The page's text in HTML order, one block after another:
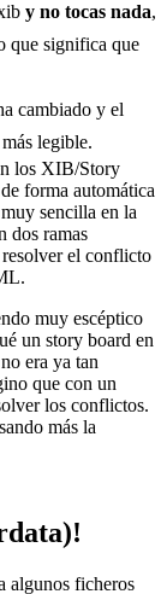
y no tocas nada,
que significa que
cambiado y el
legible.
los XIB/Story
forma automática
sencilla en la
dos ramas
el conflicto
muy escéptico
un story board en
era ya tan
que con un
los conflictos.
más la
algunos ficheros